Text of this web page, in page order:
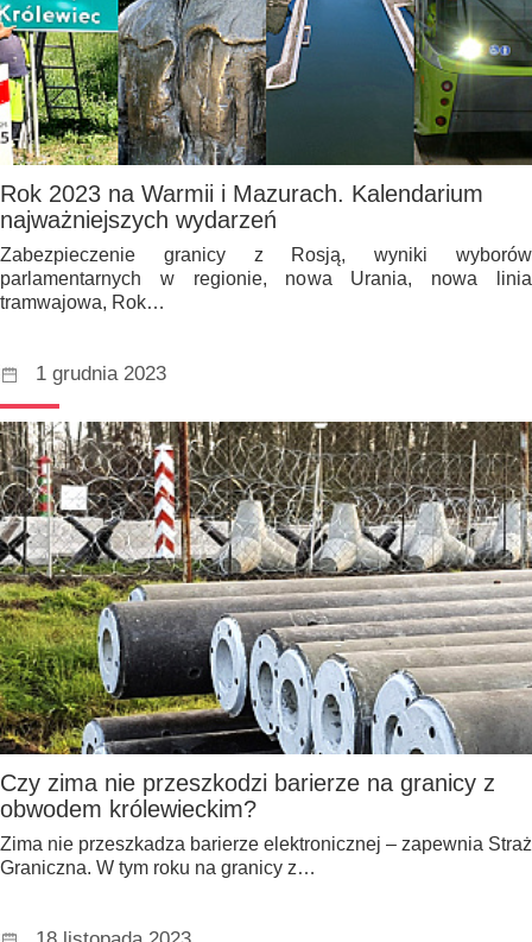
Rok 2023 na Warmii i Mazurach. Kalendarium
najważniejszych wydarzeń
Zabezpieczenie granicy z Rosją, wyniki wyborów
parlamentarnych w regionie, nowa Urania, nowa linia
tramwajowa, Rok…
1 grudnia 2023
Czy zima nie przeszkodzi barierze na granicy z
obwodem królewieckim?
Zima nie przeszkadza barierze elektronicznej – zapewnia Straż
Graniczna. W tym roku na granicy z…